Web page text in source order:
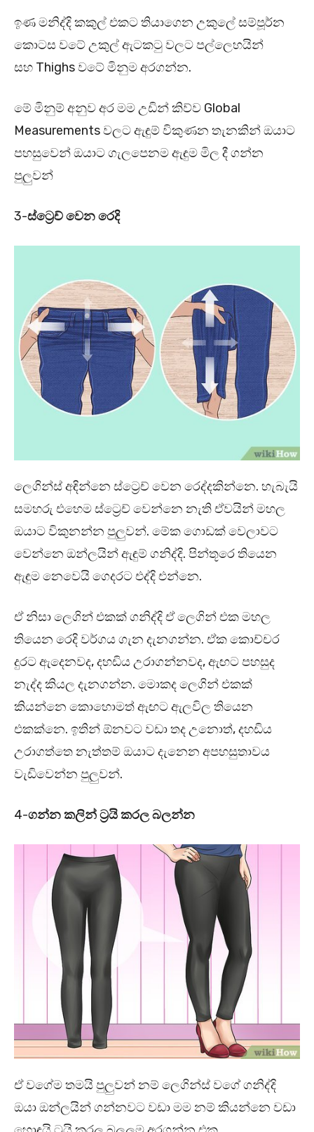
ඉණ මනිද්දි කකුල් එකට තියාගෙන උකුලේ සම්පූර්න
කොටස වටේ උකුල් ඇටකටු වලට පල්ලෙහයින්
සහ Thighs වටේ මිනුම අරගන්න.
මේ මිනුම් අනුව අර මම උඩින් කිව්ව Global
Measurements වලට ඇඳුම් විකුණන තැනකින් ඔයාට
පහසුවෙන් ඔයාට ගැලපෙනම ඇඳුම මිල දී ගන්න
පුලුවන්
3-ස්ට්‍රෙච් වෙන රෙදි
ලෙගින්ස් අඳින්නෙ ස්ට්‍රෙච් වෙන රෙද්දකින්නෙ. හැබැයි
සමහරු එහෙම ස්ට්‍රෙච් වෙන්නෙ නැති ඒවයින් මහල
ඔයාට විකුනන්න පුලුවන්. මේක ගොඩක් වෙලාවට
වෙන්නෙ ඔන්ලයින් ඇඳුම් ගනිද්දි. පින්තූරෙ තියෙන
ඇඳුම නෙවෙයි ගෙදරට එද්දි එන්නෙ.
ඒ නිසා ලෙගින් එකක් ගනිද්දි ඒ ලෙගින් එක මහල
තියෙන රෙදි වර්ගය ගැන දැනගන්න. ඒක කොච්චර
දුරට ඇදෙනවද, දහඩිය උරාගන්නවද, ඇඟට පහසුද
නැද්ද කියල දැනගන්න. මොකද ලෙගින් එකක්
කියන්නෙ කොහොමත් ඇඟට ඇලවිල තියෙන
එකක්නෙ. ඉතින් ඕනවට වඩා තද උනොත්, දහඩිය
උරාගත්තෙ නැත්තම් ඔයාට දැනෙන අපහසුතාවය
වැඩිවෙන්න පුලුවන්.
4-ගන්න කලින් ට්‍රයි කරල බලන්න
ඒ වගේම තමයි පුලුවන් නම් ලෙගින්ස් වගේ ගනිද්දි
ඔයා ඔන්ලයින් ගන්නවට වඩා මම නම් කියන්නෙ වඩා